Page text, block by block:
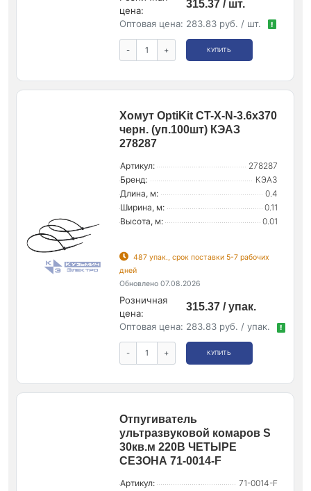
цена:
315.37 / шт.
Оптовая цена: 283.83 руб. / шт. !
- + КУПИТЬ
Хомут OptiKit CT-Х-N-3.6х370
черн. (уп.100шт) КЭАЗ
278287
Артикул:
278287
Бренд:
КЭАЗ
Длина, м:
0.4
Ширина, м:
0.11
Высота, м:
0.01
487 упак., срок поставки 5-7 рабочих
дней
Обновлено 07.08.2026
Розничная
цена:
315.37 / упак.
Оптовая цена: 283.83 руб. / упак. !
- + КУПИТЬ
Отпугиватель
ультразвуковой комаров S
30кв.м 220В ЧЕТЫРЕ
СЕЗОНА 71-0014-F
Артикул: 71-0014-F